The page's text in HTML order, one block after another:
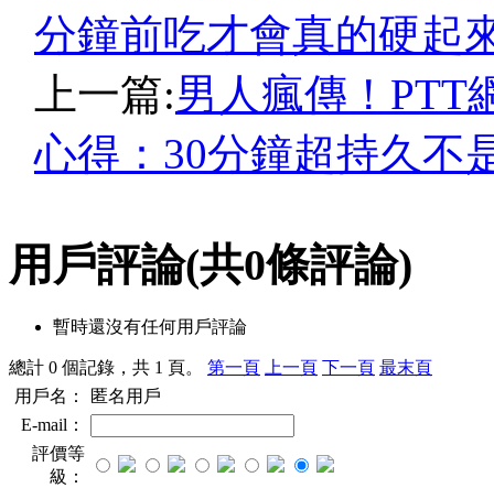
分鐘前吃才會真的硬起
上一篇:男人瘋傳！PTT
心得：30分鐘超持久不
用戶評論(共0條評論)
暫時還沒有任何用戶評論
總計 0 個記錄，共 1 頁。 第一頁 上一頁 下一頁 最末頁
用戶名：
匿名用戶
E-mail：
評價等
級：